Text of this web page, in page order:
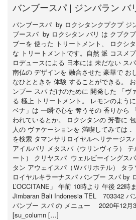
バンブースパ | ジンバラン バ
バンブースパ by ロクシタンクプクプ ジ
ブースパ by ロクシタン バリ は クプク
ブーを 使った トリートメント、 ロクシ
な トリートメントです。自然 派 コスメ
ロデュースによる 日本には 未だない ス
南仏の デザインを 融合させた 豪華で お
なひとときを 体験 することができる。
ンブー スパ だけのために 開発した 「ヴ
る 極上 トリートメント。 レモンのよう
ベナ」は 一瞬で心を 奪うその 香りから
われているとか。 ロクシタンの 芳香に
人の ヴァケーションを 満喫してみては
を検索 タマンサリロイヤルヘリテージス
アイルバリ メタスパ（ウリンヴィラ）
ート） クリヤスパ ウェルビーイングス
タン アウェイスパ（Ｗバリホテル） タ
ロイヤルキラーナスパ バンブー スパ by
L’OCCITANE」 午前 10時より 午後 22時
Jimbaran Bali Indonesia TEL 703342 バ
バンブー スパ の メニュー 2020年12月
[su_column […]